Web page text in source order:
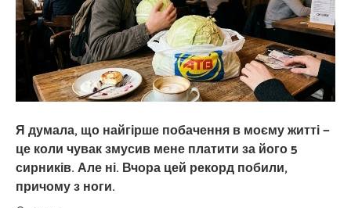
Я думала, що найгірше побачення в моєму житті —
це коли чувак змусив мене платити за його 5
сирників. Але ні. Вчора цей рекорд побили,
причому з ноги.